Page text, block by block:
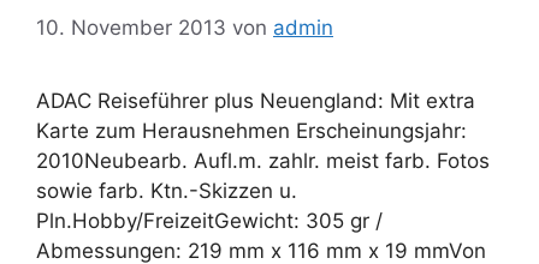
10. November 2013 von admin
ADAC Reiseführer plus Neuengland: Mit extra
Karte zum Herausnehmen Erscheinungsjahr:
2010Neubearb. Aufl.m. zahlr. meist farb. Fotos
sowie farb. Ktn.-Skizzen u.
Pln.Hobby/FreizeitGewicht: 305 gr /
Abmessungen: 219 mm x 116 mm x 19 mmVon